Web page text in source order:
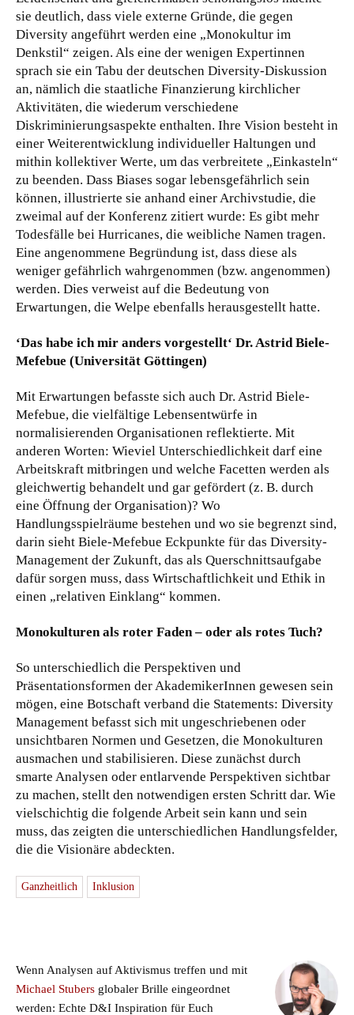
sie deutlich, dass viele externe Gründe, die gegen
Diversity angeführt werden eine „Monokultur im
Denkstil“ zeigen. Als eine der wenigen Expertinnen
sprach sie ein Tabu der deutschen Diversity-Diskussion
an, nämlich die staatliche Finanzierung kirchlicher
Aktivitäten, die wiederum verschiedene
Diskriminierungsaspekte enthalten. Ihre Vision besteht in
einer Weiterentwicklung individueller Haltungen und
mithin kollektiver Werte, um das verbreitete „Einkasteln“
zu beenden. Dass Biases sogar lebensgefährlich sein
können, illustrierte sie anhand einer Archivstudie, die
zweimal auf der Konferenz zitiert wurde: Es gibt mehr
Todesfälle bei Hurricanes, die weibliche Namen tragen.
Eine angenommene Begründung ist, dass diese als
weniger gefährlich wahrgenommen (bzw. angenommen)
werden. Dies verweist auf die Bedeutung von
Erwartungen, die Welpe ebenfalls herausgestellt hatte.
‘Das habe ich mir anders vorgestellt‘ Dr. Astrid Biele-
Mefebue (Universität Göttingen)
Mit Erwartungen befasste sich auch Dr. Astrid Biele-
Mefebue, die vielfältige Lebensentwürfe in
normalisierenden Organisationen reflektierte. Mit
anderen Worten: Wieviel Unterschiedlichkeit darf eine
Arbeitskraft mitbringen und welche Facetten werden als
gleichwertig behandelt und gar gefördert (z. B. durch
eine Öffnung der Organisation)? Wo
Handlungsspielräume bestehen und wo sie begrenzt sind,
darin sieht Biele-Mefebue Eckpunkte für das Diversity-
Management der Zukunft, das als Querschnittsaufgabe
dafür sorgen muss, dass Wirtschaftlichkeit und Ethik in
einen „relativen Einklang“ kommen.
Monokulturen als roter Faden – oder als rotes Tuch?
So unterschiedlich die Perspektiven und
Präsentationsformen der AkademikerInnen gewesen sein
mögen, eine Botschaft verband die Statements: Diversity
Management befasst sich mit ungeschriebenen oder
unsichtbaren Normen und Gesetzen, die Monokulturen
ausmachen und stabilisieren. Diese zunächst durch
smarte Analysen oder entlarvende Perspektiven sichtbar
zu machen, stellt den notwendigen ersten Schritt dar. Wie
vielschichtig die folgende Arbeit sein kann und sein
muss, das zeigten die unterschiedlichen Handlungsfelder,
die die Visionäre abdeckten.
Ganzheitlich Inklusion
Wenn Analysen auf Aktivismus treffen und mit
Michael Stubers globaler Brille eingeordnet
werden: Echte D&I Inspiration für Euch